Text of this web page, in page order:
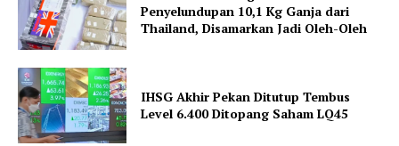
Penyelundupan 10,1 Kg Ganja dari
Thailand, Disamarkan Jadi Oleh-Oleh
IHSG Akhir Pekan Ditutup Tembus
Level 6.400 Ditopang Saham LQ45